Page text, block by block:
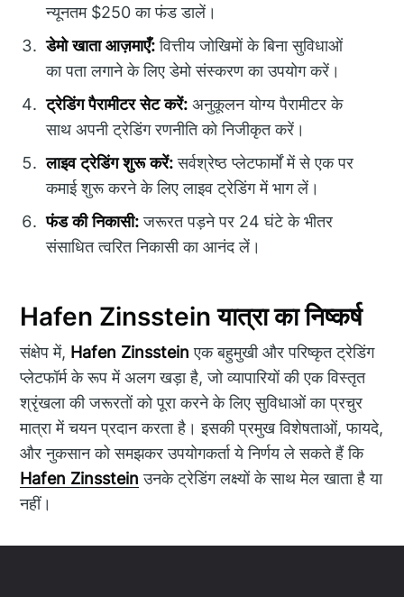
न्यूनतम $250 का फंड डालें।
डेमो खाता आज़माएँ:वित्तीय जोखिमों के बिना सुविधाओं
का पता लगाने के लिए डेमो संस्करण का उपयोग करें।
ट्रेडिंग पैरामीटर सेट करें: अनुकूलन योग्य पैरामीटर के
साथ अपनी ट्रेडिंग रणनीति को निजीकृत करें।
लाइव ट्रेडिंग शुरू करें:सर्वश्रेष्ठ प्लेटफार्मों में से एक पर
कमाई शुरू करने के लिए लाइव ट्रेडिंग में भाग लें।
फंड की निकासी:जरूरत पड़ने पर 24 घंटे के भीतर
संसाधित त्वरित निकासी का आनंद लें।
Hafen Zinsstein यात्रा का निष्कर्ष
संक्षेप में, Hafen Zinsstein एक बहुमुखी और परिष्कृत ट्रेडिंग
प्लेटफॉर्म के रूप में अलग खड़ा है, जो व्यापारियों की एक विस्तृत
श्रृंखला की जरूरतों को पूरा करने के लिए सुविधाओं का प्रचुर
मात्रा में चयन प्रदान करता है। इसकी प्रमुख विशेषताओं, फायदे,
और नुकसान को समझकर उपयोगकर्ता ये निर्णय ले सकते हैं कि
Hafen Zinsstein उनके ट्रेडिंग लक्ष्यों के साथ मेल खाता है या
नहीं।